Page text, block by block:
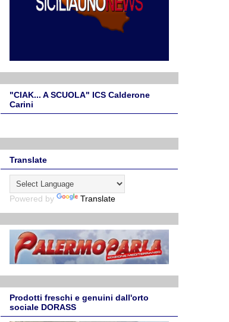
"CIAK... A SCUOLA" ICS Calderone
Carini
Translate
Powered by Translate
Prodotti freschi e genuini dall'orto
sociale DORASS